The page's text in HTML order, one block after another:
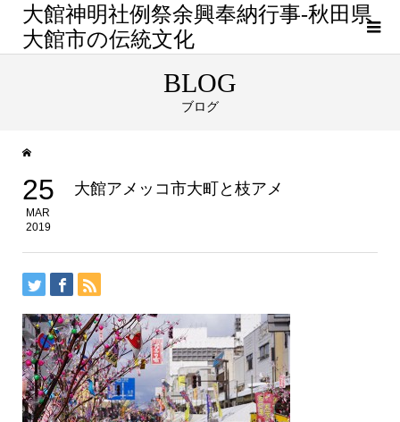
大館神明社例祭余興奉納行事-秋田県
大館市の伝統文化
BLOG
ブログ
25
MAR
2019
大館アメッコ市大町と枝アメ